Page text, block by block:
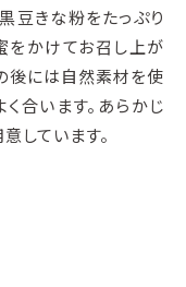
豆きな粉をたっぷり
をかけてお召し上が
後には自然素材を使
合います。あらかじ
しています。